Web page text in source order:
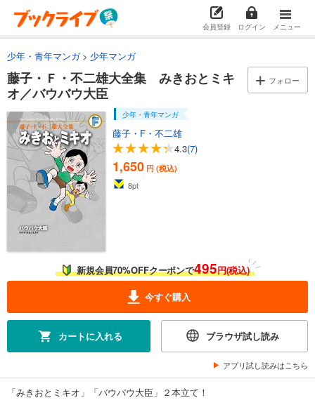
会員登録 ログイン メニュー
少年・青年マンガ 少年マンガ
藤子・Ｆ・不二雄大全集 みきおとミキ
オ／バウバウ大臣
フォロー
少年・青年マンガ
藤子・F・不二雄
4.3(7)
1,650 円 (税込)
8pt
新規会員70%OFFクーポンで495円(税込)
今すぐ購入
カートに入れる ブラウザ試し読み
アプリ試し読みはこちら
「みきおとミキオ」「バウバウ大臣」２本立て！